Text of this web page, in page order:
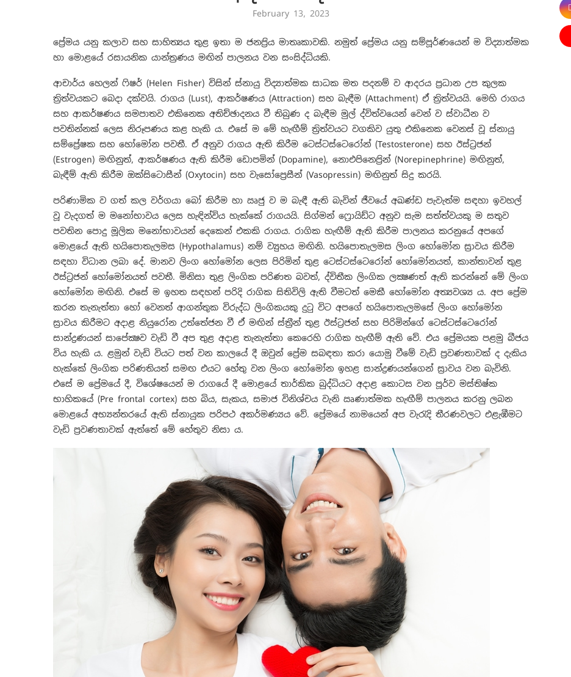
February 13, 2023
ප්‍රේමය යනු කලාව සහ සාහිත්‍යය තුළ ඉතා ම ජනප්‍රිය මාතෘකාවකි. නමුත් ප්‍රේමය යනු සම්පූර්ණයෙන් ම විද්‍යාත්මක
හා මොළයේ රසායනික යාන්ත්‍රණය මඟින් පාලනය වන සංසිද්ධියකි.
ආචාර්ය හෙලන් ෆිෂර් (Helen Fisher) විසින් ස්නායු විද්‍යාත්මක සාධක මත පදනම් ව ආදරය ප්‍රධාන උප කුලක
ත්‍රිත්වයකට බෙදා දක්වයි. රාගය (Lust), ආකර්ෂණය (Attraction) සහ බැඳීම (Attachment) ඒ ත්‍රිත්වයයි. මෙහි රාගය
සහ ආකර්ෂණය සමපාතව එකිනෙක අතිච්ඡාදනය වී තිබුණ ද බැඳීම මුල් ද්විත්වයෙන් වෙන් ව ස්වාධීන ව
පවතින්නක් ලෙස නිරූපණය කළ හැකි ය. එසේ ම මේ හැඟීම් ත්‍රිත්වයට වගකිව යුතු එකිනෙක වෙනස් වූ ස්නායු
සම්ප්‍රේෂක සහ හෝමෝන පවතී. ඒ අනුව රාගය ඇති කිරීම ටෙස්ටස්ටෙරෝන් (Testosterone) සහ ඊස්ට්‍රජන්
(Estrogen) මඟිනුත්, ආකර්ෂණය ඇති කිරීම ඩොපමින් (Dopamine), නොඑපිනෙප්‍රින් (Norepinephrine) මඟිනුත්,
බැඳීම් ඇති කිරීම ඔක්සිටොසීන් (Oxytocin) සහ වැසෝප්‍රෙසීන් (Vasopressin) මඟිනුත් සිදු කරයි.
පරිණාමික ව ගත් කල වර්ගයා බෝ කිරීම හා ඍජු ව ම බැඳී ඇති බැවින් ජීවයේ අඛණ්ඩ පැවැත්ම සඳහා ඉවහල්
වූ වැදගත් ම මනෝභාවය ලෙස හැඳින්විය හැක්කේ රාගයයි. සිග්මන් ෆ්‍රොයිඩ්ට අනුව සැම සත්ත්වයකු ම සතුව
පවතින පොදු මූලික මනෝභාවයන් දෙකෙන් එකකි රාගය. රාගික හැඟීම් ඇති කිරීම පාලනය කරනුයේ අපගේ
මොළයේ ඇති හයිපොතැලමස (Hypothalamus) නම් ව්‍යුහය මඟිනි. හයිපොතැලමස ලිංග හෝමෝන ස්‍රාවය කිරීම
සඳහා විධාන ලබා දේ. මානව ලිංග හෝමෝන ලෙස පිරිමින් තුළ ටෙස්ටස්ටෙරෝන් හෝමෝනයත්, කාන්තාවන් තුළ
ඊස්ට්‍රජන් හෝමෝනයත් පවතී. මිනිසා තුළ ලිංගික පරිණත බවත්, ද්විතීක ලිංගික ලක්‍ෂණත් ඇති කරන්නේ මේ ලිංග
හෝමෝන මඟිනි. එසේ ම ඉහත සඳහන් පරිදි රාගික සිතිවිලි ඇති වීමටත් මෙකී හෝමෝන අත්‍යවශ්‍ය ය. අප ප්‍රේම
කරන තැනැත්තා හෝ වෙනත් ආගන්තුක විරුද්ධ ලිංගිකයකු දුටු විට අපගේ හයිපොතැලමසේ ලිංග හෝමෝන
ස්‍රාවය කිරීමට අදාළ නියුරෝන උත්තේජන වී ඒ මඟින් ස්ත්‍රීන් තුළ ඊස්ට්‍රජන් සහ පිරිමින්ගේ ටෙස්ටස්ටෙරෝන්
සාන්ද්‍රණයන් සාපේක්‍ෂව වැඩි වී අප තුළ අදාළ තැනැත්තා කෙරෙහි රාගික හැඟීම් ඇති වේ. එය ප්‍රේමයක පළමු බීජය
විය හැකි ය. ළමුන් වැඩි වියට පත් වන කාලයේ දී ඔවුන් ප්‍රේම සබඳතා කරා යොමු වීමේ වැඩි ප්‍රවණතාවක් ද දැකිය
හැක්කේ ලිංගික පරිණතියත් සමඟ එයට හේතු වන ලිංග හෝමෝන ඉහළ සාන්ද්‍රණයන්ගෙන් ස්‍රාවය වන බැවිනි.
එසේ ම ප්‍රේමයේ දී, විශේෂයෙන් ම රාගයේ දී මොළයේ තාර්කික බුද්ධියට අදාළ කොටස වන පූර්ව මස්තිෂ්ක
භාහිකයේ (Pre frontal cortex) සහ බිය, සැකය, සමාජ විනිශ්චය වැනි ඍණාත්මක හැඟීම් පාලනය කරනු ලබන
මොළයේ අභ්‍යන්තරයේ ඇති ස්නායුක පරිපථ අකර්මණ්‍යය වේ. ප්‍රේමයේ නාමයෙන් අප වැරැදි තීරණවලට එළැඹීමට
වැඩි ප්‍රවණතාවක් ඇත්තේ මේ හේතුව නිසා ය.